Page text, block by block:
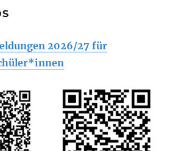
2026/27 für